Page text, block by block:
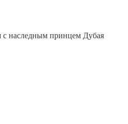
с наследным принцем Дубая